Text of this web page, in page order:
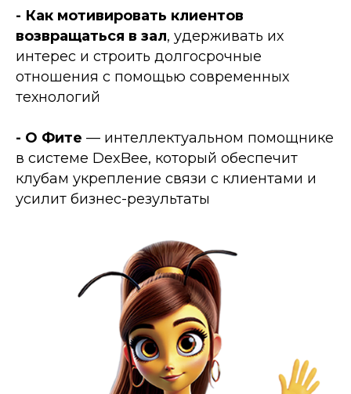
- Как мотивировать клиентов
возвращаться в зал, удерживать их
интерес и строить долгосрочные
отношения с помощью современных
технологий
- О Фите — интеллектуальном помощнике
в системе DexBee, который обеспечит
клубам укрепление связи с клиентами и
усилит бизнес-результаты